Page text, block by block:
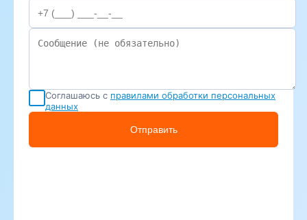
Соглашаюсь с правилами обработки персональных
данных
Отправить